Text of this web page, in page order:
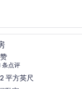
、笔记本电脑工作区、隔
满分 10 分
条点评
平方英尺